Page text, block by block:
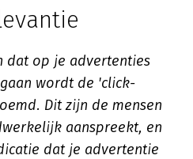
dat op je advertenties
wordt de 'click-
Dit zijn de mensen
aanspreekt, en
dat je advertentie